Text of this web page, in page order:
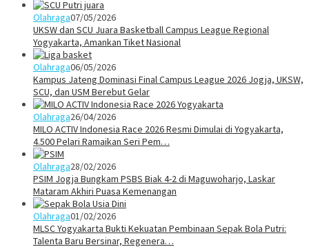
Olahraga07/05/2026
UKSW dan SCU Juara Basketball Campus League Regional
Yogyakarta, Amankan Tiket Nasional
Olahraga06/05/2026
Kampus Jateng Dominasi Final Campus League 2026 Jogja, UKSW,
SCU, dan USM Berebut Gelar
Olahraga26/04/2026
MILO ACTIV Indonesia Race 2026 Resmi Dimulai di Yogyakarta,
4.500 Pelari Ramaikan Seri Pem…
Olahraga28/02/2026
PSIM Jogja Bungkam PSBS Biak 4-2 di Maguwoharjo, Laskar
Mataram Akhiri Puasa Kemenangan
Olahraga01/02/2026
MLSC Yogyakarta Bukti Kekuatan Pembinaan Sepak Bola Putri:
Talenta Baru Bersinar, Regenera…